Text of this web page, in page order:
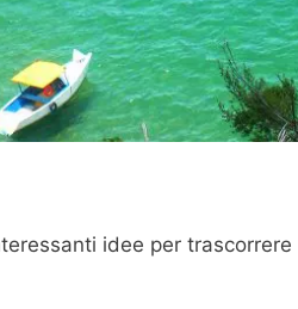
idee per trascorrere